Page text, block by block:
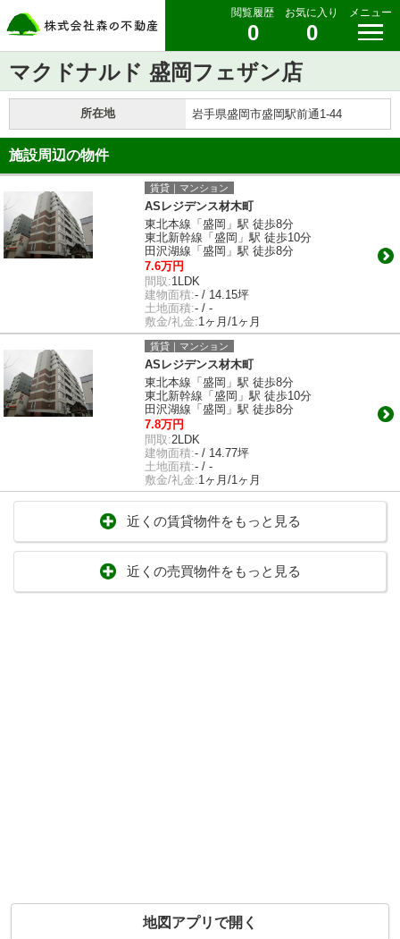
閲覧履歴
0
お気に入り
0
メニュー
マクドナルド 盛岡フェザン店
所在地 岩手県盛岡市盛岡駅前通1-44
施設周辺の物件
賃貸｜マンション
ASレジデンス材木町
東北本線「盛岡」駅 徒歩8分
東北新幹線「盛岡」駅 徒歩10分
田沢湖線「盛岡」駅 徒歩8分
7.6万円
間取:1LDK
建物面積:- / 14.15坪
土地面積:- / -
敷金/礼金:1ヶ月/1ヶ月
賃貸｜マンション
ASレジデンス材木町
東北本線「盛岡」駅 徒歩8分
東北新幹線「盛岡」駅 徒歩10分
田沢湖線「盛岡」駅 徒歩8分
7.8万円
間取:2LDK
建物面積:- / 14.77坪
土地面積:- / -
敷金/礼金:1ヶ月/1ヶ月
近くの賃貸物件をもっと見る
近くの売買物件をもっと見る
地図アプリで開く